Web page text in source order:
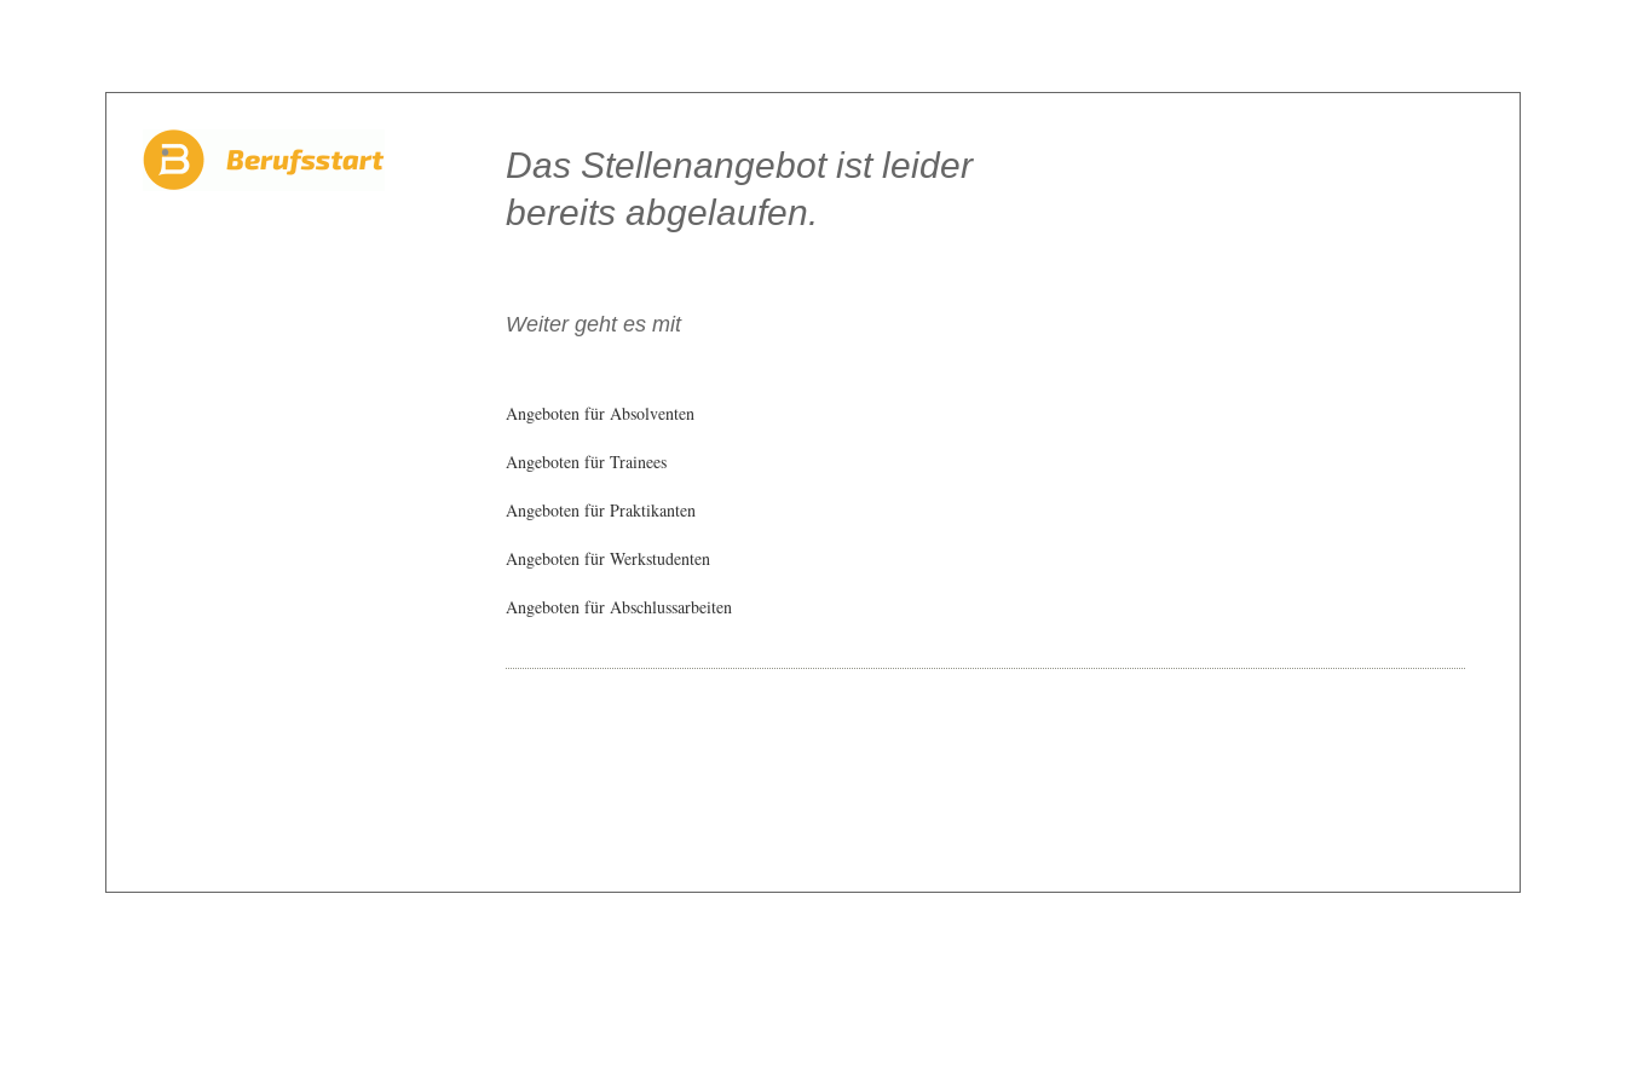
Das Stellenangebot ist leider
bereits abgelaufen.
Weiter geht es mit
Angeboten für Absolventen
Angeboten für Trainees
Angeboten für Praktikanten
Angeboten für Werkstudenten
Angeboten für Abschlussarbeiten